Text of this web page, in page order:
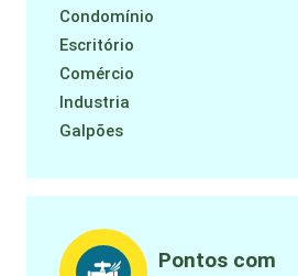
Condomínio
Escritório
Comércio
Industria
Galpões
Pontos com